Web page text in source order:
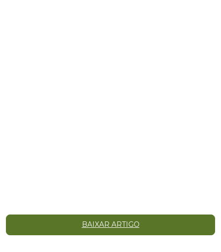
BAIXAR ARTIGO